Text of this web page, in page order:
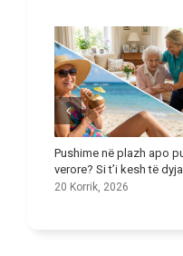
Përmirësoni aftësitë tuaja
gjuhësore
9 Korrik, 2026